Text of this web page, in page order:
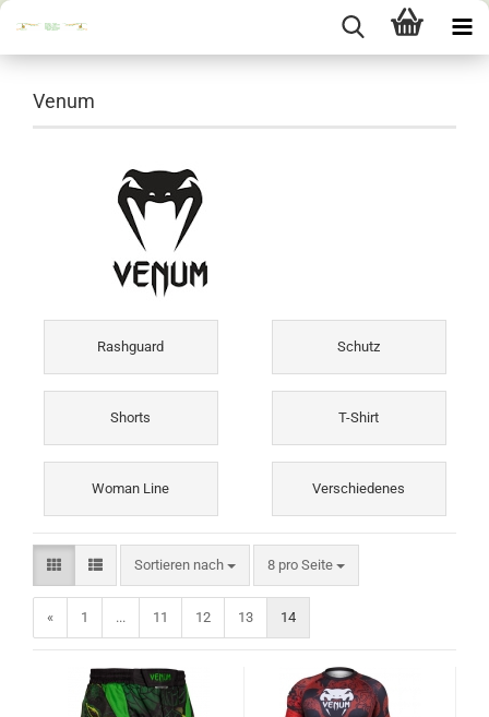
Venum
Rashguard Schutz
Shorts T-Shirt
Woman Line Verschiedenes
Sortieren nach
Sortieren nach 8 pro Seite
pro Seite
« 1 ... 11 12 13 14